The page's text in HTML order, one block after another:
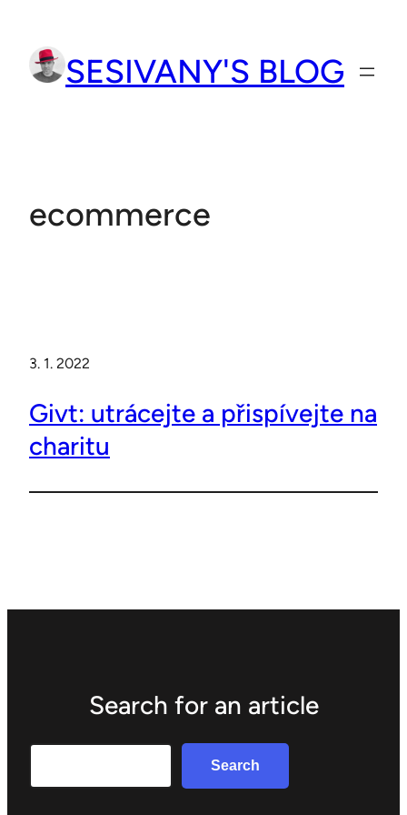
obsah
SESIVANY'S BLOG
ecommerce
3. 1. 2022
Givt: utrácejte a přispívejte na
charitu
Search for an article
Search